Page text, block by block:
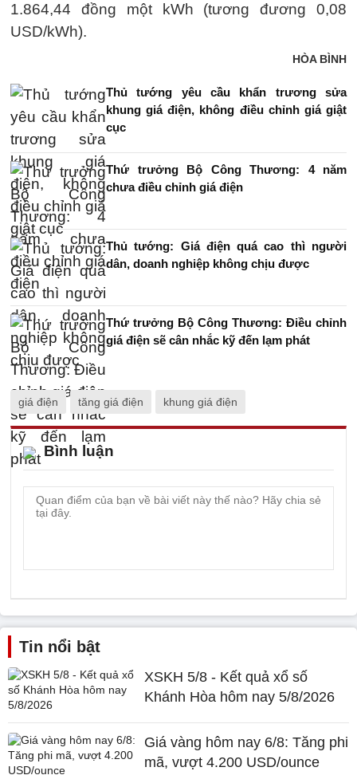
1.864,44 đồng một kWh (tương đương 0,08
USD/kWh).
HÒA BÌNH
Thủ tướng yêu cầu khẩn trương sửa
khung giá điện, không điều chỉnh giá giật
cục
Thứ trưởng Bộ Công Thương: 4 năm
chưa điều chỉnh giá điện
Thủ tướng: Giá điện quá cao thì người
dân, doanh nghiệp không chịu được
Thứ trưởng Bộ Công Thương: Điều chỉnh
giá điện sẽ cân nhắc kỹ đến lạm phát
giá điện tăng giá điện khung giá điện
Bình luận
Tin nổi bật
XSKH 5/8 - Kết quả xổ số
Khánh Hòa hôm nay 5/8/2026
Giá vàng hôm nay 6/8: Tăng phi
mã, vượt 4.200 USD/ounce